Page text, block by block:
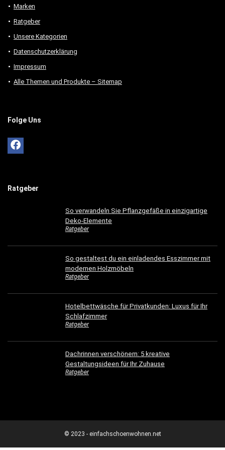
Marken
Ratgeber
Unsere Kategorien
Datenschutzerklärung
Impressum
Alle Themen und Produkte – Sitemap
Folge Uns
Ratgeber
So verwandeln Sie Pflanzgefäße in einzigartige
Deko-Elemente
Ratgeber
So gestaltest du ein einladendes Esszimmer mit
modernen Holzmöbeln
Ratgeber
Hotelbettwäsche für Privatkunden: Luxus für Ihr
Schlafzimmer
Ratgeber
Dachrinnen verschönern: 5 kreative
Gestaltungsideen für Ihr Zuhause
Ratgeber
© 2023 - einfachschoenwohnen.net